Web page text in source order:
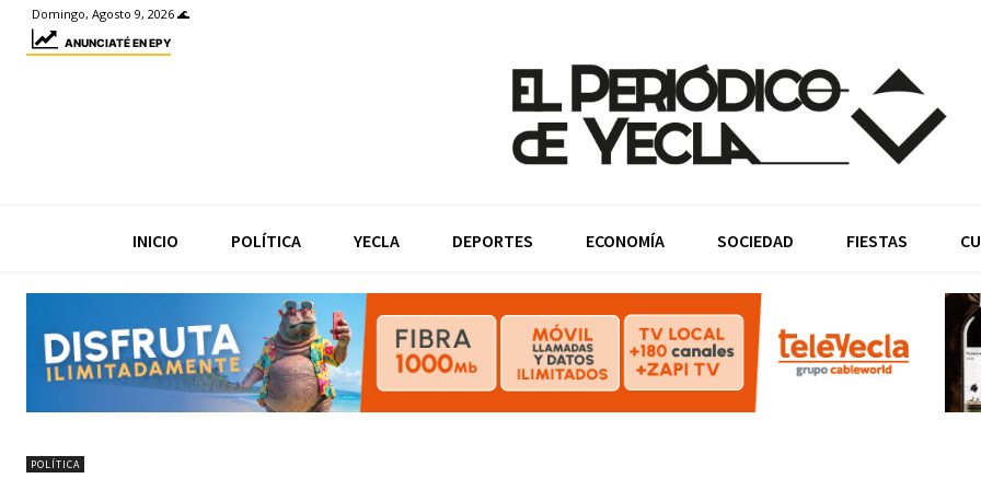
Domingo, Agosto 9, 2026 🌊
ANUNCIATÉ EN EPY
INICIO POLÍTICA YECLA DEPORTES ECONOMÍA SOCIEDAD FIESTAS
POLÍTICA